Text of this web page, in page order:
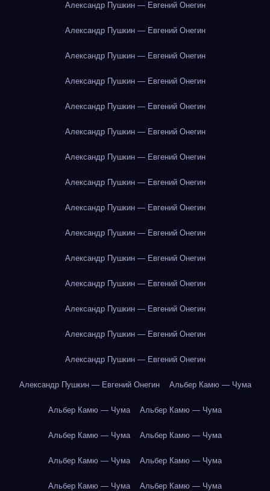
Александр Пушкин — Евгений Онегин
Александр Пушкин — Евгений Онегин
Александр Пушкин — Евгений Онегин
Александр Пушкин — Евгений Онегин
Александр Пушкин — Евгений Онегин
Александр Пушкин — Евгений Онегин
Александр Пушкин — Евгений Онегин
Александр Пушкин — Евгений Онегин
Александр Пушкин — Евгений Онегин
Александр Пушкин — Евгений Онегин
Александр Пушкин — Евгений Онегин
Александр Пушкин — Евгений Онегин
Александр Пушкин — Евгений Онегин
Александр Пушкин — Евгений Онегин
Александр Пушкин — Евгений Онегин
Александр Пушкин — Евгений Онегин Альбер Камю — Чума
Альбер Камю — Чума Альбер Камю — Чума
Альбер Камю — Чума Альбер Камю — Чума
Альбер Камю — Чума Альбер Камю — Чума
Альбер Камю — Чума Альбер Камю — Чума